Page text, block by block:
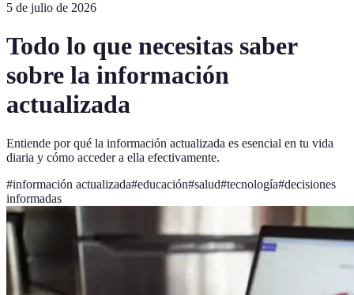
5 de julio de 2026
Todo lo que necesitas saber
sobre la información
actualizada
Entiende por qué la información actualizada es esencial en tu vida
diaria y cómo acceder a ella efectivamente.
#información actualizada#educación#salud#tecnología#decisiones
informadas